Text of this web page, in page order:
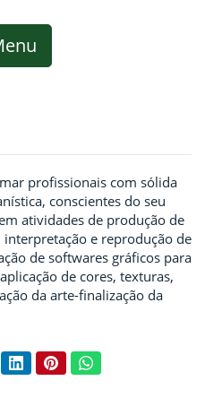
profissionais com sólida
conscientes do seu
atividades de produção de
e reprodução de
de softwares gráficos para
de cores, texturas,
da arte-finalização da
LinkedInPinterestWhatsApp